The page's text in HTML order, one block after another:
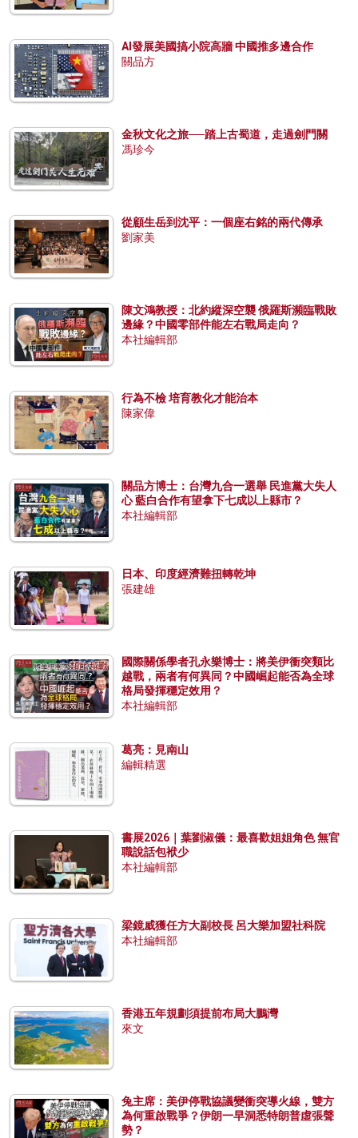
AI發展美國搞小院高牆 中國推多邊合作
關品方
金秋文化之旅──踏上古蜀道，走過劍門關
馮珍今
從顧生岳到沈平：一個座右銘的兩代傳承
劉家美
陳文鴻教授：北約縱深空襲 俄羅斯瀕臨戰敗
邊緣？中國零部件能左右戰局走向？
本社編輯部
行為不檢 培育教化才能治本
陳家偉
關品方博士：台灣九合一選舉 民進黨大失人
心 藍白合作有望拿下七成以上縣市？
本社編輯部
日本、印度經濟難扭轉乾坤
張建雄
國際關係學者孔永樂博士：將美伊衝突類比
越戰，兩者有何異同？中國崛起能否為全球
格局發揮穩定效用？
本社編輯部
葛亮：見南山
編輯精選
書展2026｜葉劉淑儀：最喜歡姐姐角色 無官
職說話包袱少
本社編輯部
梁鏡威獲任方大副校長 呂大樂加盟社科院
本社編輯部
香港五年規劃須提前布局大鵬灣
來文
兔主席：美伊停戰協議變衝突導火線，雙方
為何重啟戰爭？伊朗一早洞悉特朗普虛張聲
勢？